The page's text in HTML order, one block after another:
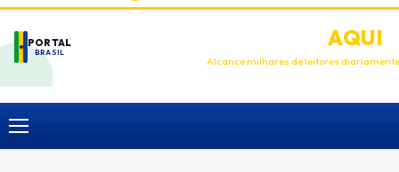
PORTAL
BRASIL
ANUNCIEAQUI
Alcance milhares de leitores diariamente
Menu